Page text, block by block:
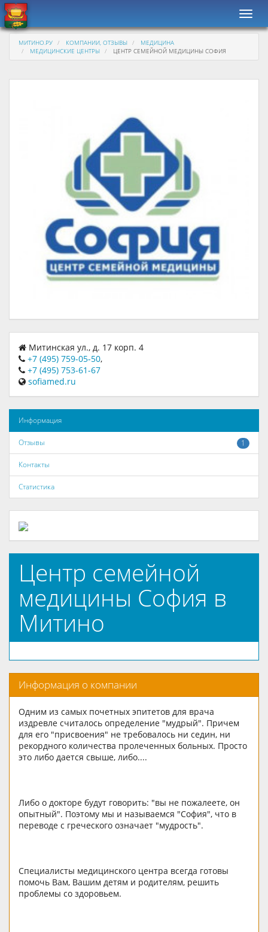
МИТИНО.РУ КОМПАНИИ, ОТЗЫВЫ
МЕДИЦИНА
МЕДИЦИНСКИЕ ЦЕНТРЫ
ЦЕНТР СЕМЕЙНОЙ МЕДИЦИНЫ СОФИЯ
Митинская ул., д. 17 корп. 4
+7 (495) 759-05-50,
+7 (495) 753-61-67
sofiamed.ru
Информация
1
Отзывы
Контакты
Статистика
Центр семейной
медицины София в
Митино
Информация о компании
Одним из самых почетных эпитетов для врача
издревле считалось определение "мудрый". Причем
для его "присвоения" не требовалось ни седин, ни
рекордного количества пролеченных больных. Просто
это либо дается свыше, либо....
Либо о докторе будут говорить: "вы не пожалеете, он
опытный". Поэтому мы и называемся "София", что в
переводе с греческого означает "мудрость".
Специалисты медицинского центра всегда готовы
помочь Вам, Вашим детям и родителям, решить
проблемы со здоровьем.